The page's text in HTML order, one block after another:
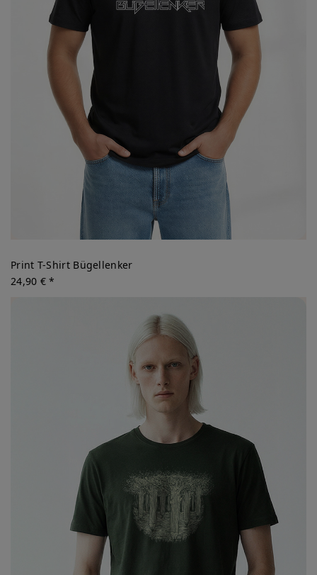
Print T-Shirt Bügellenker
24,90 € *